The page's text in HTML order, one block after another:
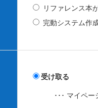
リファレンス本
完動システム作
受け取る
･･･ マイペ